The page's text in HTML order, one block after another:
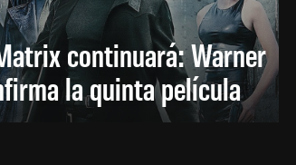
continuará: Warner
la quinta película